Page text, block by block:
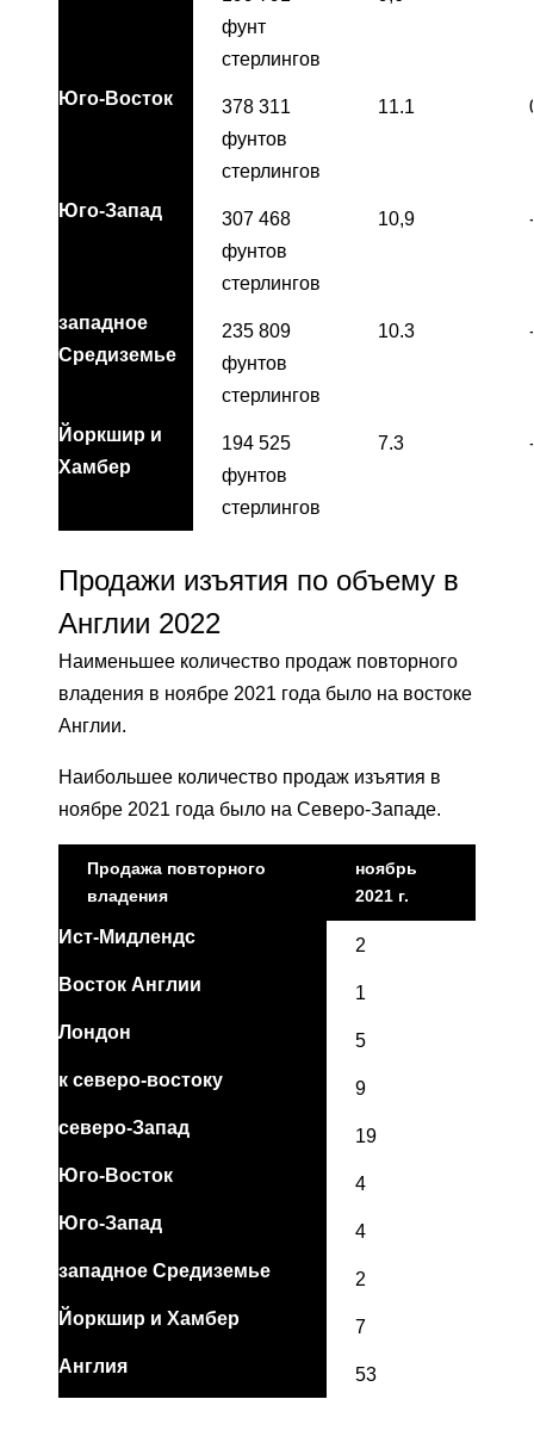
фунт
стерлингов
Юго-Восток
378 311
фунтов
стерлингов
11.1
Юго-Запад
307 468
фунтов
стерлингов
10,9
западное
Средиземье
235 809
фунтов
стерлингов
10.3
Йоркшир и
Хамбер
194 525
фунтов
стерлингов
7.3
Продажи изъятия по объему в
Англии 2022
Наименьшее количество продаж повторного
владения в ноябре 2021 года было на востоке
Англии.
Наибольшее количество продаж изъятия в
ноябре 2021 года было на Северо-Западе.
Продажа повторного
владения
ноябрь
2021 г.
Ист-Мидлендс
2
Восток Англии
1
Лондон
5
к северо-востоку
9
северо-Запад
19
Юго-Восток
4
Юго-Запад
4
западное Средиземье
2
Йоркшир и Хамбер
7
Англия
53